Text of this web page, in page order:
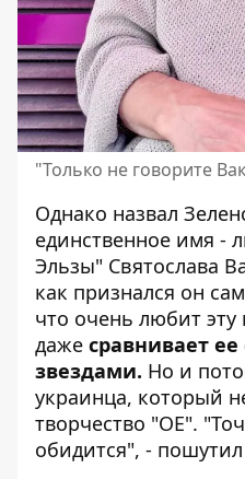
"Только не говорите
Однако назвал
единственное имя -
Эльзы" Святослава
как признался он
что очень любит эту
даже сравнивает
звездами. Но и
украинца, который
творчество "ОЕ".
обидится", -